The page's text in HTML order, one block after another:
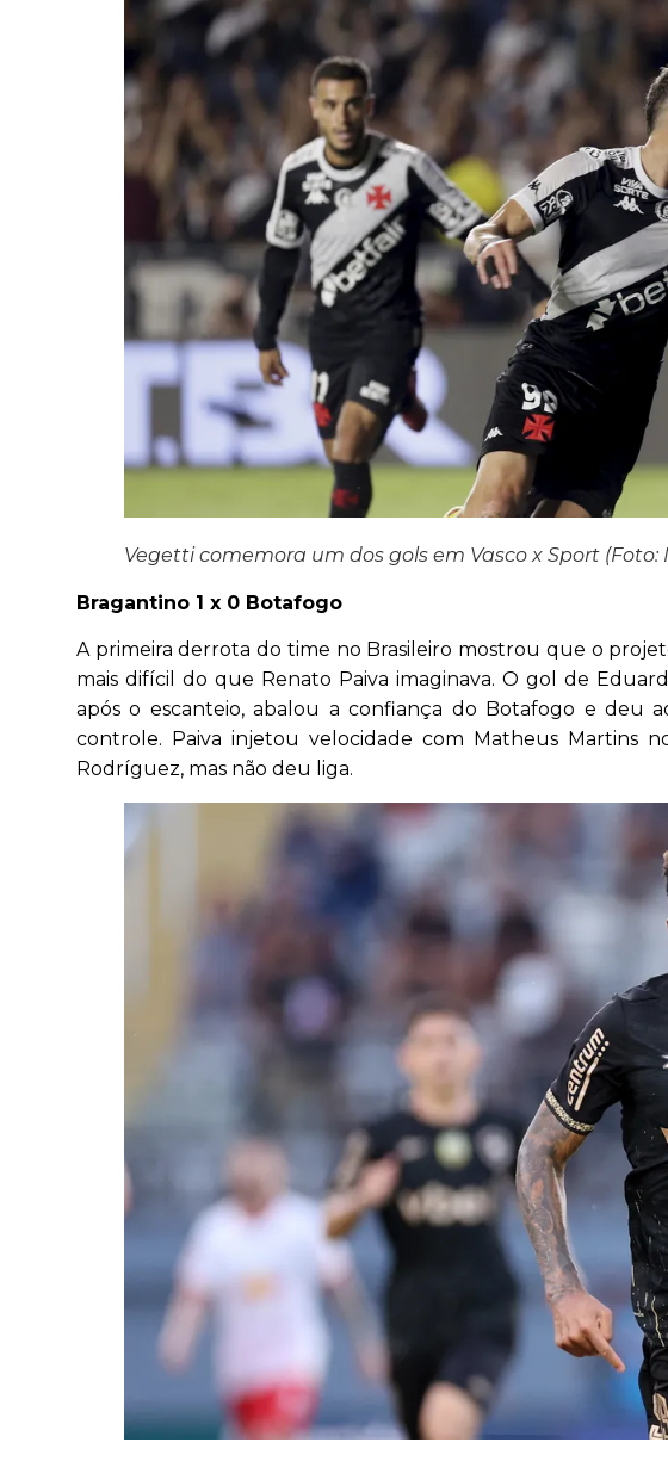
Vegetti comemora um dos gols em Vasco x Sport (Foto:
Bragantino 1 x 0 Botafogo
A primeira derrota do time no Brasileiro mostrou que o
mais difícil do que Renato Paiva imaginava. O gol de
após o escanteio, abalou a confiança do Botafogo e deu
controle. Paiva injetou velocidade com Matheus Martins
Rodríguez, mas não deu liga.